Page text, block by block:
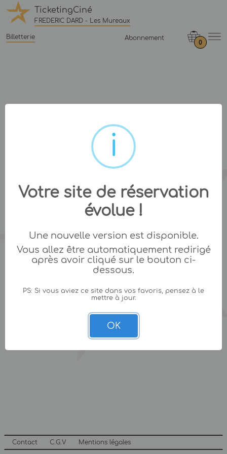
TicketingCiné
FREDERIC DARD - Les Mureaux
Billetterie Abonnement
0
Contact C.G.V Mentions légales
Votre site de réservation
évolue !
Une nouvelle version est disponible.
Vous allez être automatiquement redirigé
après avoir cliqué sur le bouton ci-
dessous.
PS: Si vous aviez ce site dans vos favoris, pensez à le
mettre à jour.
OK